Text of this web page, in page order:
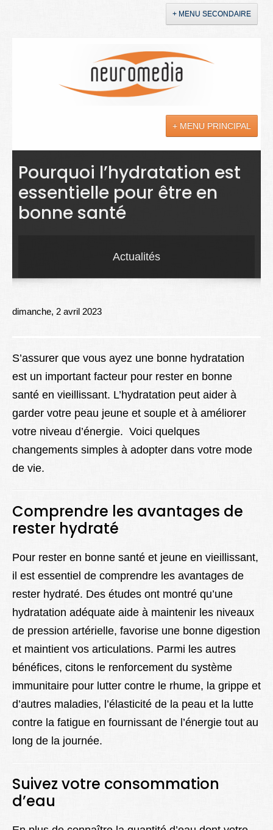
+ MENU SECONDAIRE
+ MENU PRINCIPAL
Actualités
Sciences
Maladies
Better Health
Pourquoi l’hydratation est
essentielle pour être en
bonne santé
Actualités
dimanche, 2 avril 2023
S’assurer que vous ayez une bonne hydratation
est un important facteur pour rester en bonne
santé en vieillissant. L’hydratation peut aider à
garder votre peau jeune et souple et à améliorer
votre niveau d’énergie. Voici quelques
changements simples à adopter dans votre mode
de vie.
Comprendre les avantages de
rester hydraté
Pour rester en bonne santé et jeune en vieillissant,
il est essentiel de comprendre les avantages de
rester hydraté. Des études ont montré qu’une
hydratation adéquate aide à maintenir les niveaux
de pression artérielle, favorise une bonne digestion
et maintient vos articulations. Parmi les autres
bénéfices, citons le renforcement du système
immunitaire pour lutter contre le rhume, la grippe et
d’autres maladies, l’élasticité de la peau et la lutte
contre la fatigue en fournissant de l’énergie tout au
long de la journée.
Suivez votre consommation
d’eau